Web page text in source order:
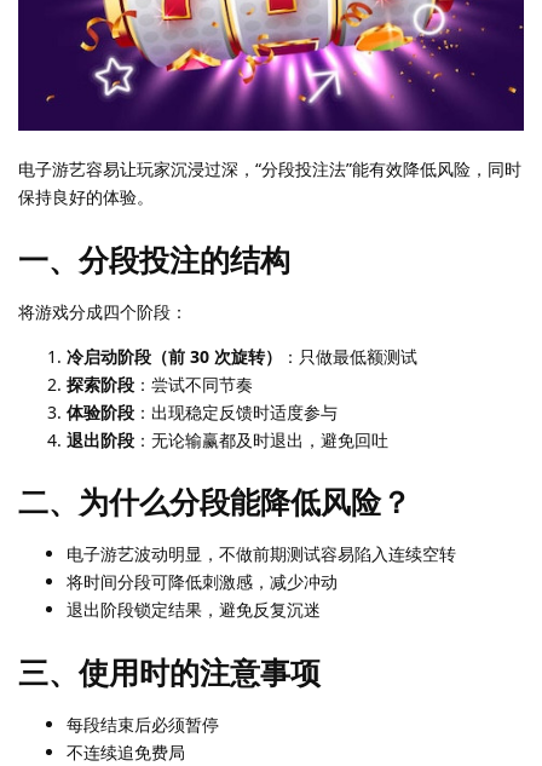
电子游艺容易让玩家沉浸过深，“分段投注法”能有效降低风险，同时
保持良好的体验。
一、分段投注的结构
将游戏分成四个阶段：
冷启动阶段（前 30 次旋转）
：只做最低额测试
探索阶段 ：尝试不同节奏
体验阶段 ：出现稳定反馈时适度参与
退出阶段 ：无论输赢都及时退出，避免回吐
二、为什么分段能降低风险？
电子游艺波动明显，不做前期测试容易陷入连续空转
将时间分段可降低刺激感，减少冲动
退出阶段锁定结果，避免反复沉迷
三、使用时的注意事项
每段结束后必须暂停
不连续追免费局